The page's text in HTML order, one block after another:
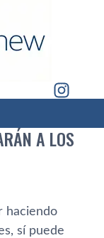
A LOS
haciendo
sí puede